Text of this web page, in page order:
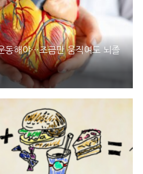
동해야…조금만 움직여도 뇌졸